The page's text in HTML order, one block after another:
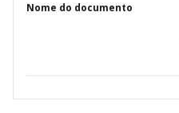
Nome do documento